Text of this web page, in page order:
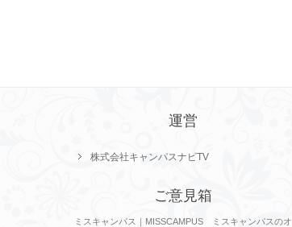
運営
株式会社キャンパスナビTV
ご意見箱
ミスキャンパス｜MISSCAMPUS ミスキャンパスのオ